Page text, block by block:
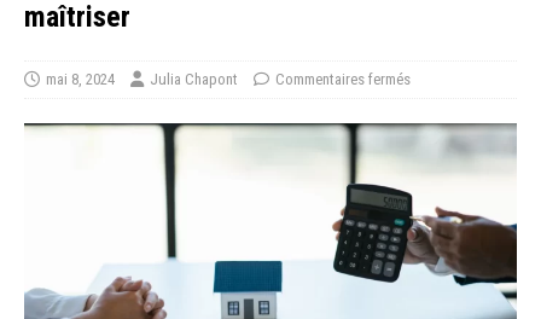
maîtriser
mai 8, 2024 Julia Chapont Commentaires fermés